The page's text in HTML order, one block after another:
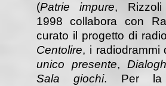
(Patrie impure, Rizzoli
1998 collabora con
curato il progetto di
Centolire, i
unico presente,
Sala giochi. Per la